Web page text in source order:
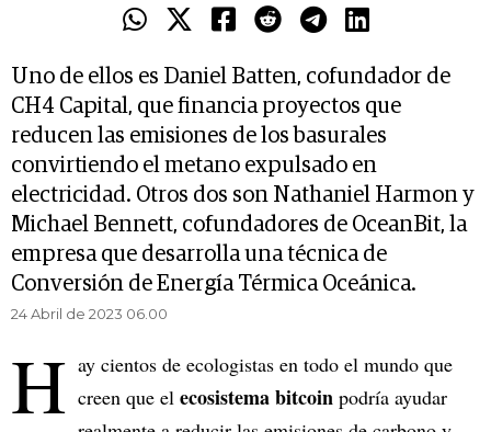
Uno de ellos es Daniel Batten, cofundador de
CH4 Capital, que financia proyectos que
reducen las emisiones de los basurales
convirtiendo el metano expulsado en
electricidad. Otros dos son Nathaniel Harmon y
Michael Bennett, cofundadores de OceanBit, la
empresa que desarrolla una técnica de
Conversión de Energía Térmica Oceánica.
24 Abril de 2023 06.00
H ay cientos de ecologistas en todo el mundo que
creen que el ecosistema bitcoin podría ayudar